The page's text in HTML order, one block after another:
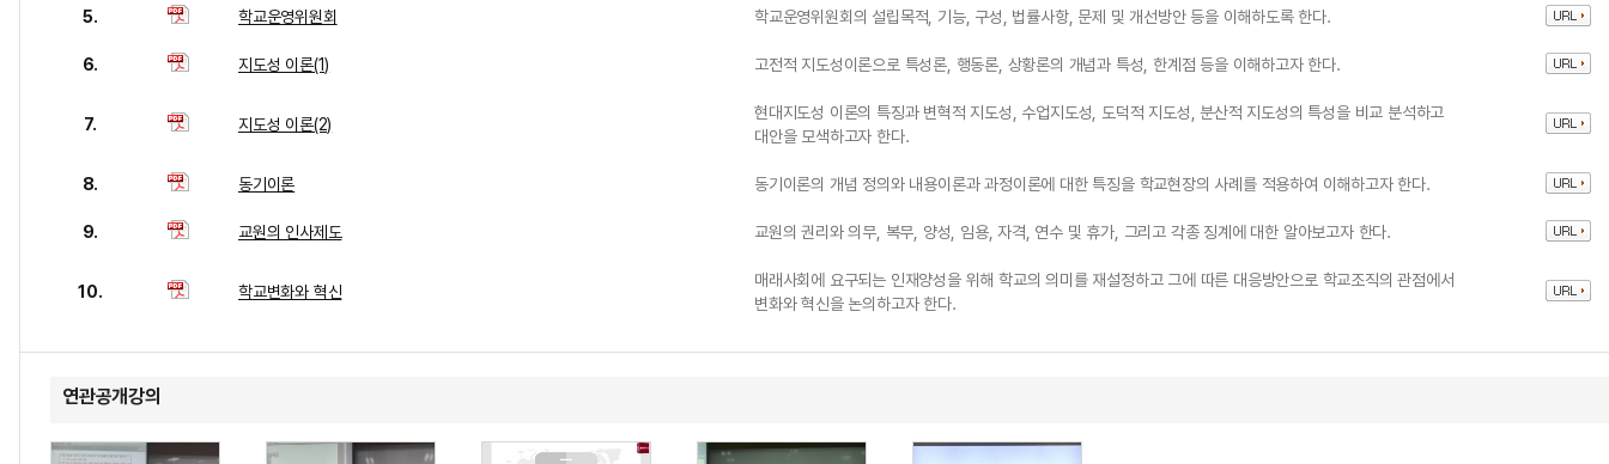
5. 학교운영위원회 학교운영위원회의 설립목적, 기능, 구성, 법률사항, 문제 및 개선방안 등을 이해하도록 한다.
6. 지도성 이론(1) 고전적 지도성이론으로 특성론, 행동론, 상황론의 개념과 특성, 한계점 등을 이해하고자 한다.
7. 지도성 이론(2)
현대지도성 이론의 특징과 변혁적 지도성, 수업지도성, 도덕적 지도성, 분산적 지도성의 특성을 비교 분석하고
대안을 모색하고자 한다.
8. 동기이론 동기이론의 개념 정의와 내용이론과 과정이론에 대한 특징을 학교현장의 사례를 적용하여 이해하고자 한다.
9. 교원의 인사제도 교원의 권리와 의무, 복무, 양성, 임용, 자격, 연수 및 휴가, 그리고 각종 징계에 대한 알아보고자 한다.
10. 학교변화와 혁신
매래사회에 요구되는 인재양성을 위해 학교의 의미를 재설정하고 그에 따른 대응방안으로 학교조직의 관점에서
변화와 혁신을 논의하고자 한다.
연관공개강의